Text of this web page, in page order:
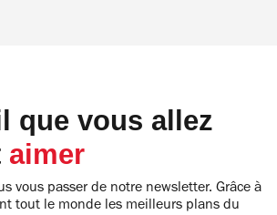
que vous allez
aimer
vous passer de notre newsletter. Grâce à
tout le monde les meilleurs plans du